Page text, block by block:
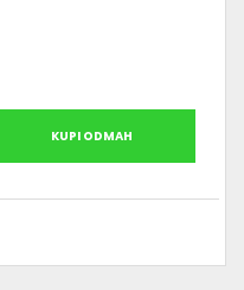
KUPI ODMAH